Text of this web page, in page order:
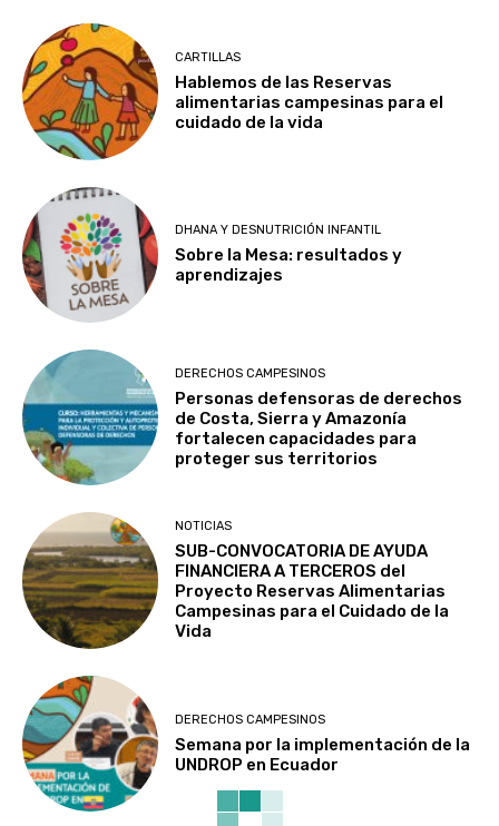
CARTILLAS
Hablemos de las Reservas
alimentarias campesinas para el
cuidado de la vida
DHANA Y DESNUTRICIÓN INFANTIL
Sobre la Mesa: resultados y
aprendizajes
DERECHOS CAMPESINOS
Personas defensoras de derechos
de Costa, Sierra y Amazonía
fortalecen capacidades para
proteger sus territorios
NOTICIAS
SUB-CONVOCATORIA DE AYUDA
FINANCIERA A TERCEROS del
Proyecto Reservas Alimentarias
Campesinas para el Cuidado de la
Vida
DERECHOS CAMPESINOS
Semana por la implementación de la
UNDROP en Ecuador